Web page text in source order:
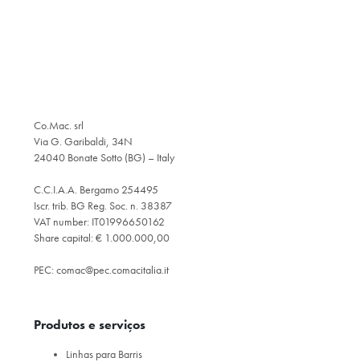
Co.Mac. srl
Via G. Garibaldi, 34N
24040 Bonate Sotto (BG) – Italy
C.C.I.A.A. Bergamo 254495
Iscr. trib. BG Reg. Soc. n. 38387
VAT number: IT01996650162
Share capital: € 1.000.000,00
PEC: comac@pec.comacitalia.it
Produtos e serviços
Linhas para Barris